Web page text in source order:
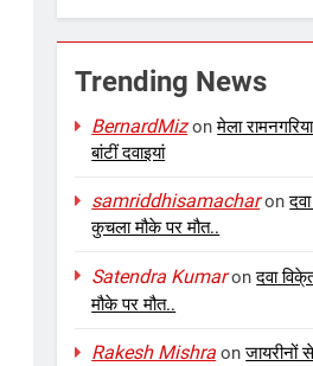
Trending News
BernardMizonमेला
बांटीं दवाइयां
samriddhisamacharon
कुचला मौके पर मौत..
Satendra Kumaronदवा
मौके पर मौत..
Rakesh Mishra onजायरीनों